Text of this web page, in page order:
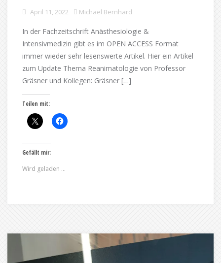
April 11, 2022 Michael Bernhard
In der Fachzeitschrift Anästhesiologie &
Intensivmedizin gibt es im OPEN ACCESS Format
immer wieder sehr lesenswerte Artikel. Hier ein Artikel
zum Update Thema Reanimatologie von Professor
Gräsner und Kollegen: Gräsner […]
Teilen mit:
Gefällt mir:
Wird geladen …